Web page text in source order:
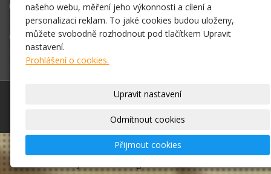
Úvodní stránka
E-shop
Obchodní podmínky
Fotogalerie
Kontakt
Antikvariát Sobotková U jakubské věže Brno
Mapa webu
webové stránkys AI,doména
našeho webu, měření jeho výkonnosti a cílení a
personalizaci reklam. To jaké cookies budou uloženy,
můžete svobodně rozhodnout pod tlačítkem Upravit
nastavení.
Prohlášení o cookies.
Upravit nastavení
Odmítnout cookies
Přijmout cookies